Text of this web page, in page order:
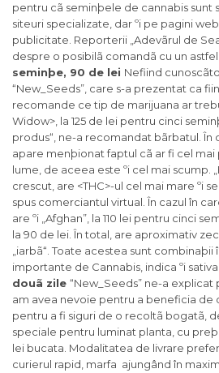
pentru cã seminþele de cannabis sunt
siteuri specializate, dar ºi pe pagini
publicitate. Reporterii „Adevãrul de
despre o posibilã comandã cu un
seminþe, 90 de lei Nefiind
“New_Seeds”, care s-a prezentat ca
recomande ce tip de marijuana ar
Widow>, la 125 de lei pentru cinci
produs“, ne-a recomandat bãrbatul. În
apare menþionat faptul cã ar fi cel
lume, de aceea este ºi cel mai scump.
crescut, are <THC>-ul cel mai mare ºi
spus comerciantul virtual. În cazul în
are ºi „Afghan”, la 110 lei pentru cinci
la 90 de lei. În total, are aproximativ
„iarbã“. Toate acestea sunt
importante de Cannabis, indica ºi sativa.
douã zile “New_Seeds” ne-a explicat
am avea nevoie pentru a beneficia de
pentru a fi siguri de o recoltã bogatã,
speciale pentru luminat planta, cu
lei bucata. Modalitatea de livrare
curierul rapid, marfa ajungând în